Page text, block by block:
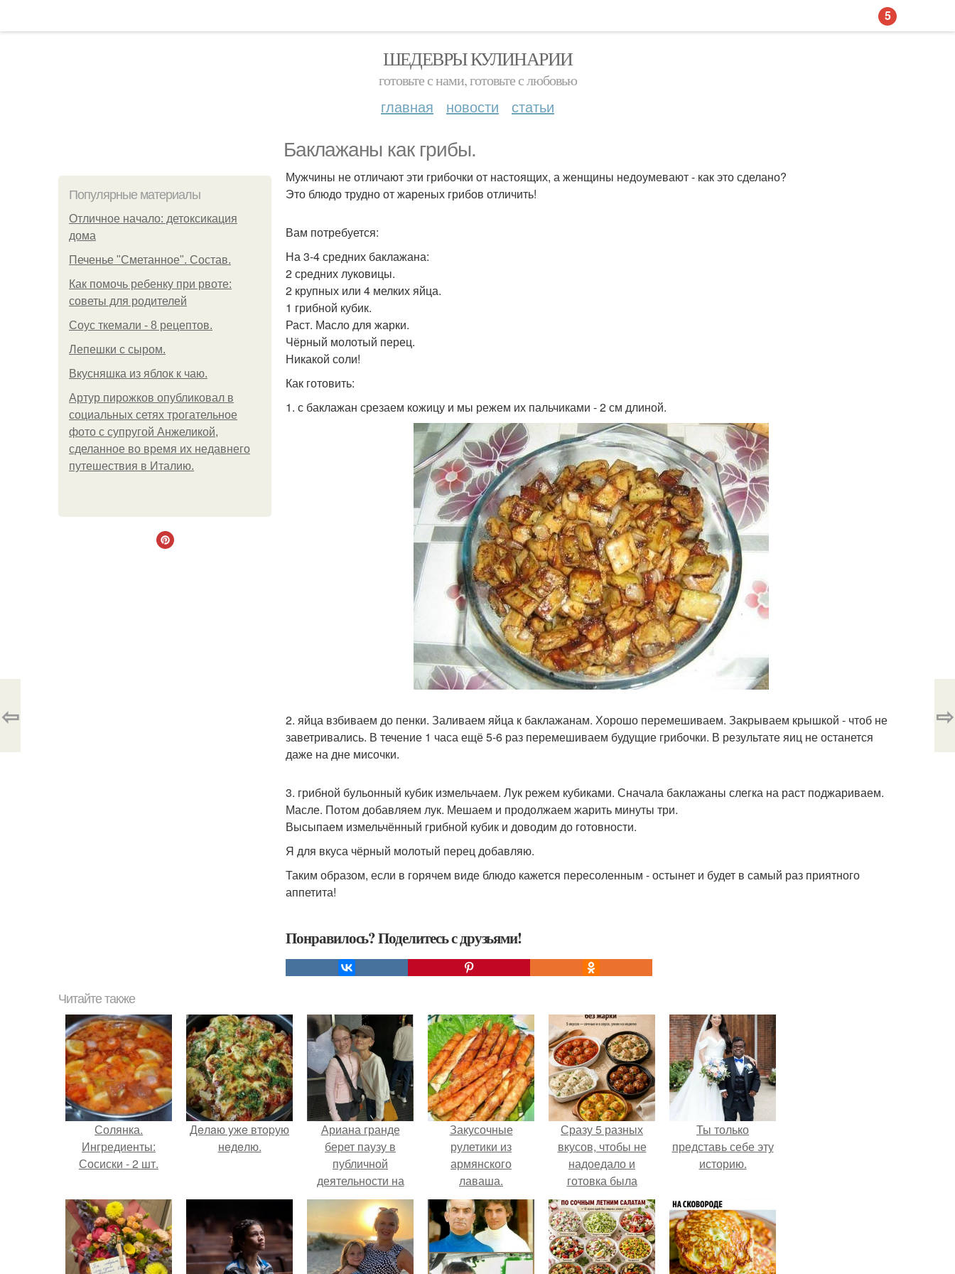
ШЕДЕВРЫ КУЛИНАРИИ
готовьте с нами, готовьте с любовью
главная новости статьи
Баклажаны как грибы.
Популярные материалы
Отличное начало: детоксикация
дома
Печенье "Сметанное". Состав.
Как помочь ребенку при рвоте:
советы для родителей
Соус ткемали - 8 рецептов.
Лепешки с сыром.
Вкусняшка из яблок к чаю.
Артур пирожков опубликовал в
социальных сетях трогательное
фото с супругой Анжеликой,
сделанное во время их недавнего
путешествия в Италию.
Мужчины не отличают эти грибочки от настоящих, а женщины недоумевают - как это сделано?
Это блюдо трудно от жареных грибов отличить!
Вам потребуется:
На 3-4 средних баклажана:
2 средних луковицы.
2 крупных или 4 мелких яйца.
1 грибной кубик.
Раст. Масло для жарки.
Чёрный молотый перец.
Никакой соли!
Как готовить:
1. с баклажан срезаем кожицу и мы режем их пальчиками - 2 см длиной.
2. яйца взбиваем до пенки. Заливаем яйца к баклажанам. Хорошо перемешиваем. Закрываем крышкой - чтоб не
заветривались. В течение 1 часа ещё 5-6 раз перемешиваем будущие грибочки. В результате яиц не останется
даже на дне мисочки.
3. грибной бульонный кубик измельчаем. Лук режем кубиками. Сначала баклажаны слегка на раст поджариваем.
Масле. Потом добавляем лук. Мешаем и продолжаем жарить минуты три.
Высыпаем измельчённый грибной кубик и доводим до готовности.
Я для вкуса чёрный молотый перец добавляю.
Таким образом, если в горячем виде блюдо кажется пересоленным - остынет и будет в самый раз приятного
аппетита!
Понравилось? Поделитесь с друзьями!
⇦ ⇨
Читайте также
Солянка.
Ингредиенты:
Сосиски - 2 шт.
Дeлaю yжe втopую
нeдeлю.
Ариана гранде
берет паузу в
публичной
деятельности на
фоне слухов о
своем здоровье.
Закусочные
рулетики из
армянского
лаваша.
Сразу 5 разных
вкусов, чтобы не
надоедало и
готовка была
проще.
Ты только
представь себе эту
историю.
5